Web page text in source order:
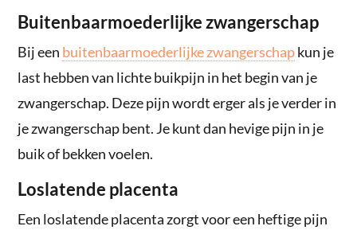
Buitenbaarmoederlijke zwangerschap
Bij een buitenbaarmoederlijke zwangerschapkun je
last hebben van lichte buikpijn in het begin van je
zwangerschap. Deze pijn wordt erger als je verder in
je zwangerschap bent. Je kunt dan hevige pijn in je
buik of bekken voelen.
Loslatende placenta
Een loslatende placenta zorgt voor een heftige pijn